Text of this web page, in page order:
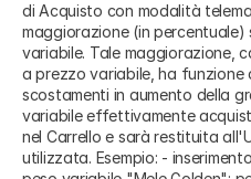
di Acquisto con modalità
maggiorazione (in
variabile. Tale maggiorazione,
a prezzo variabile, ha funzione
scostamenti in aumento della
variabile effettivamente
nel Carrello e sarà restituita
utilizzata. Esempio: -